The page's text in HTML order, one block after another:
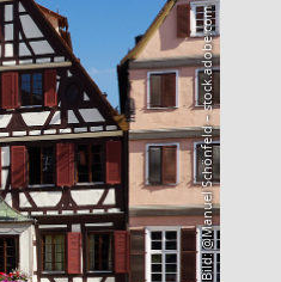
Bild: @Manuel Schönfeld – stock.adobe.com